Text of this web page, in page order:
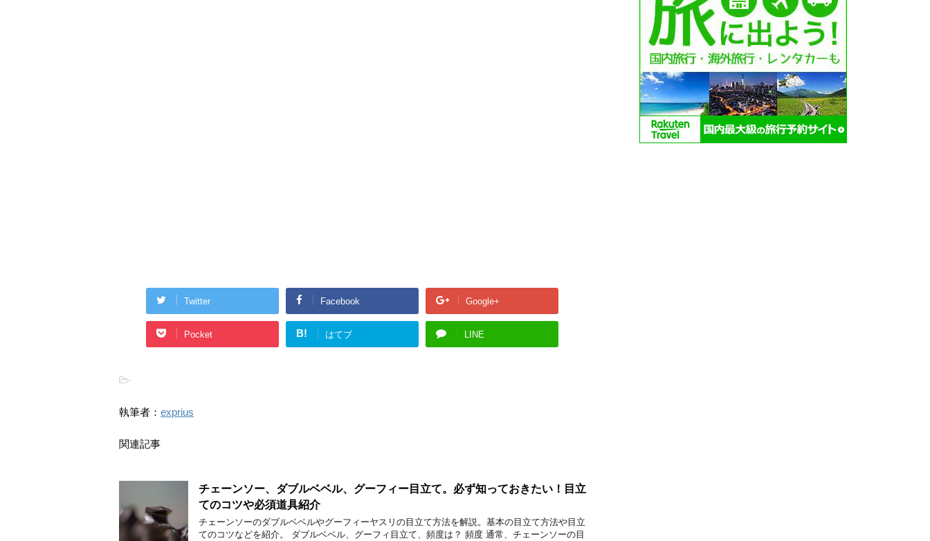
Twitter Facebook Google+
Pocket B! はてブ LINE
-
執筆者： exprius
関連記事
チェーンソー、ダブルベベル、グーフィー目立て。必ず知っておきたい！目立
てのコツや必須道具紹介
チェーンソーのダブルベベルやグーフィーヤスリの目立て方法を解説。基本の目立て方法や目立
てのコツなどを紹介。 ダブルベベル、グーフィ目立て、頻度は？ 頻度 通常、チェーンソーの目